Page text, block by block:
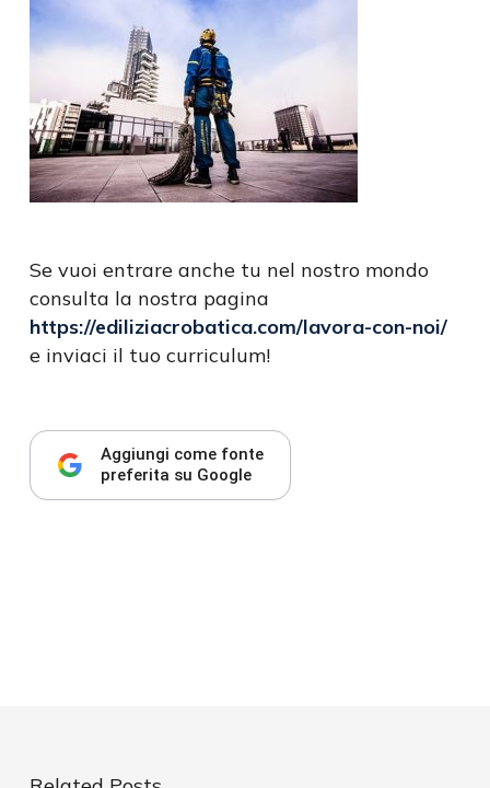
Se vuoi entrare anche tu nel nostro mondo
consulta la nostra pagina
https://ediliziacrobatica.com/lavora-con-noi/
e inviaci il tuo curriculum!
Aggiungi come fonte
preferita su Google